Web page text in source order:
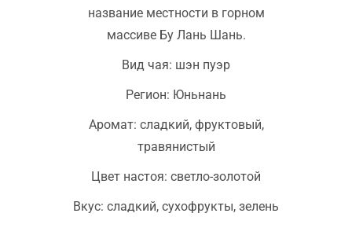
название местности в горном
массиве Бу Лань Шань.
Вид чая: шэн пуэр
Регион: Юньнань
Аромат: сладкий, фруктовый,
травянистый
Цвет настоя: светло-золотой
Вкус: сладкий, сухофрукты, зелень